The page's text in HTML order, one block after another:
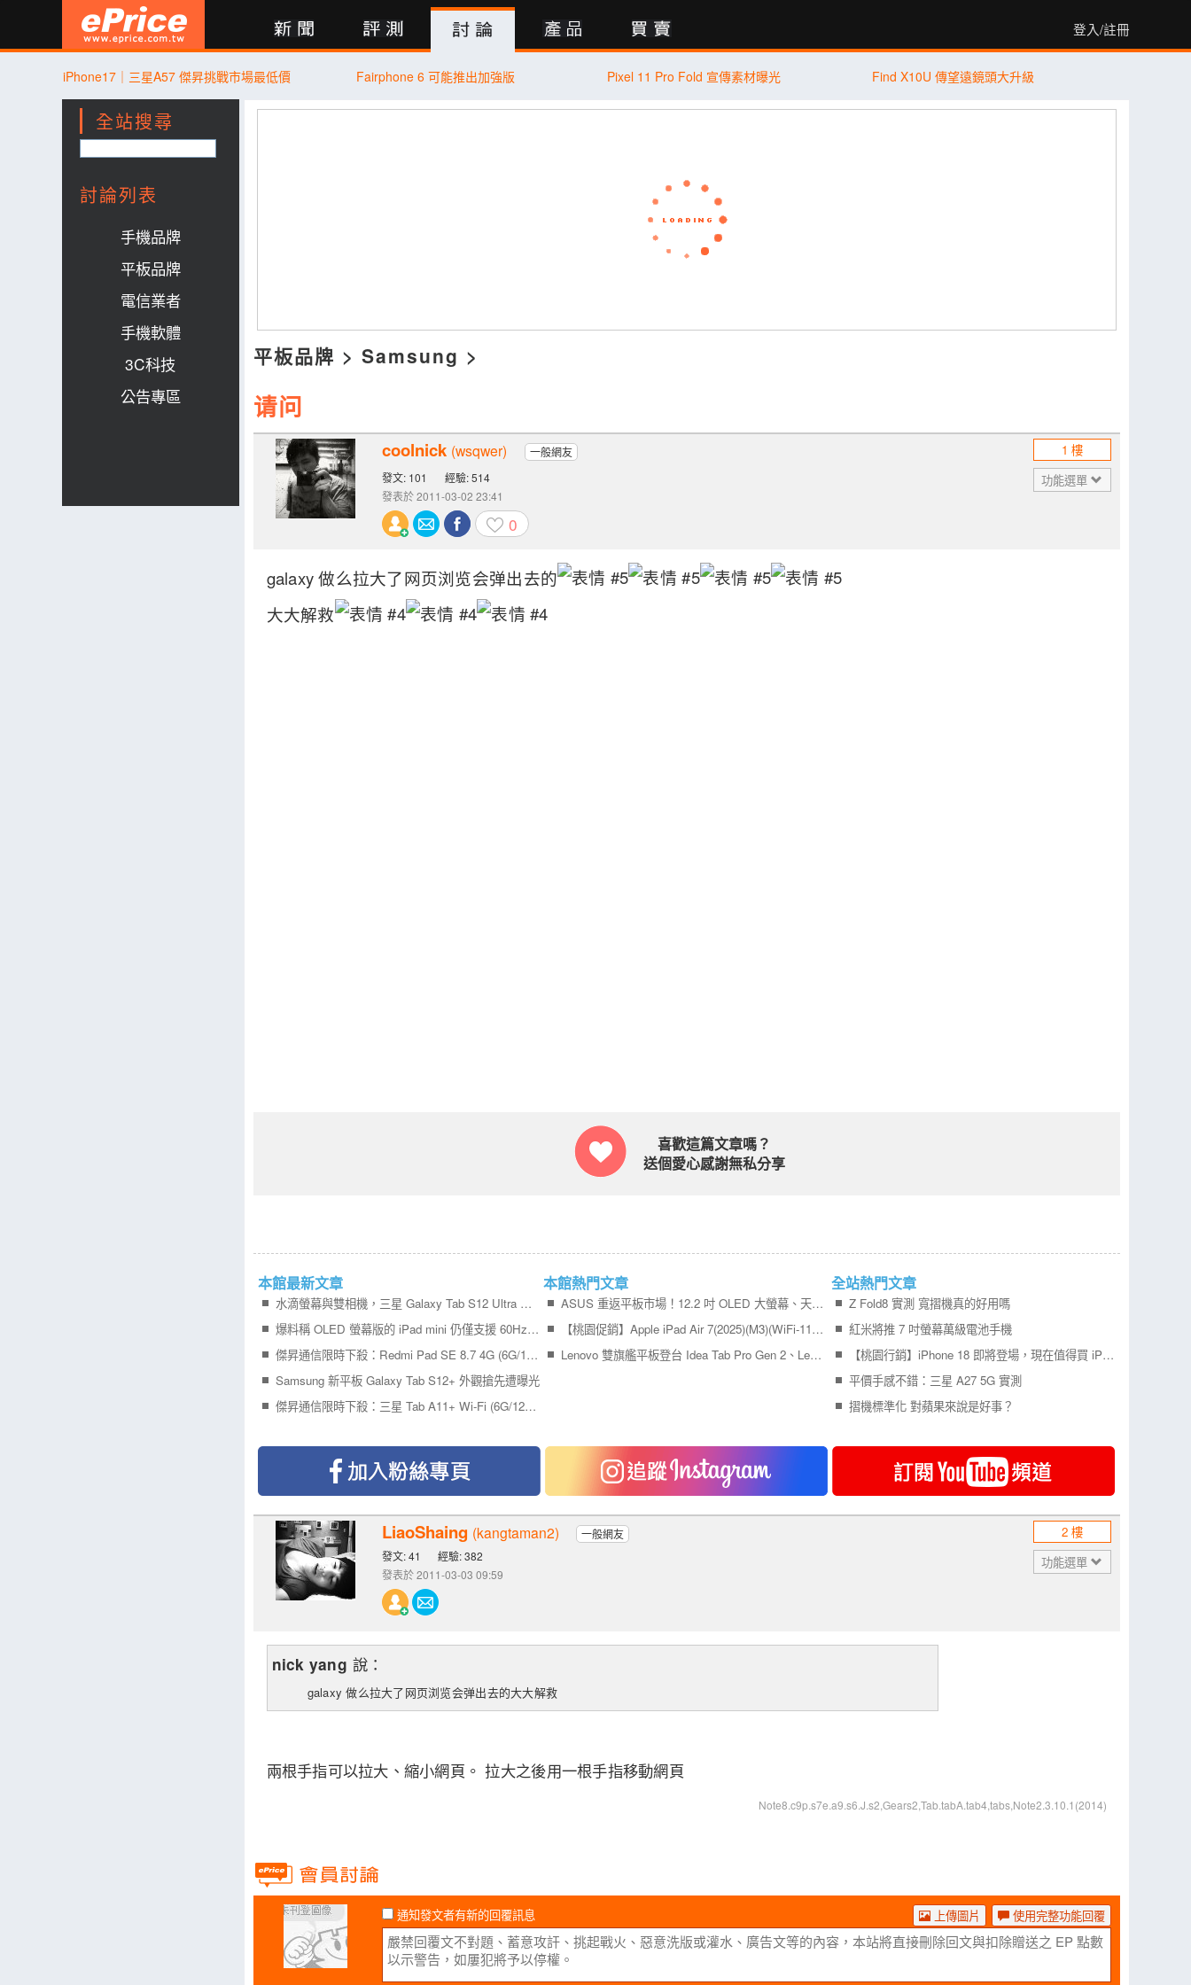
登入/註冊
評測 討論 產品 買賣 登入 行動版
iPhone17｜三星A57 傑昇挑戰市場最低價 Fairphone 6 可能推出加強版 Pixel 11 Pro Fold 宣傳素材曝光 Find X10U 傳望遠鏡頭大升級
全站搜尋
討論列表
手機品牌
平板品牌
電信業者
手機軟體
3C科技
公告專區
平板品牌 > Samsung >
请问
coolnick (wsqwer)
一般網友
發文: 101
經驗: 514
發表於 2011-03-02 23:41
0
1 樓
功能選單
galaxy 做么拉大了网页浏览会弹出去的
大大解救
喜歡這篇文章嗎？
送個愛心感謝無私分享
本館最新文章
水滴螢幕與雙相機，三星 Galaxy Tab S12 Ultra 彩現圖現身
爆料稱 OLED 螢幕版的 iPad mini 仍僅支援 60Hz 螢幕更新率
傑昇通信限時下殺：Redmi Pad SE 8.7 4G (6G/128G)只要 $3,590元！(7/13-7/15)
Samsung 新平板 Galaxy Tab S12+ 外觀搶先遭曝光
傑昇通信限時下殺：三星 Tab A11+ Wi-Fi (6G/128G) 只要 5,990 元！(6/29-7/1)
本館熱門文章
ASUS 重返平板市場！12.2 吋 OLED 大螢幕、天璣 8300 加持 ASUS Pad 現場實機體驗
【桃園促銷】Apple iPad Air 7(2025)(M3)(WiFi-11)128G，現貨下殺只要 16,290 元即可帶回家 ！(6/5~6/11)
Lenovo 雙旗艦平板登台 Idea Tab Pro Gen 2、Legion Tab Gen 5 搶攻暑期市場
全站熱門文章
Z Fold8 實測 寬摺機真的好用嗎
紅米將推 7 吋螢幕萬級電池手機
【桃園行銷】iPhone 18 即將登場，現在值得買 iPhone 17 嗎？四款機型一次比較！
平價手感不錯：三星 A27 5G 實測
摺機標準化 對蘋果來說是好事？
LiaoShaing (kangtaman2)
一般網友
發文: 41
經驗: 382
發表於 2011-03-03 09:59
2 樓
功能選單
nick yang 說：
galaxy 做么拉大了网页浏览会弹出去的大大解救
兩根手指可以拉大、縮小網頁。 拉大之後用一根手指移動網頁
Note8.c9p.s7e.a9.s6.J.s2,Gears2,Tab.tabA.tab4,tabs,Note2.3.10.1(2014)
通知發文者有新的回覆訊息 使用完整功能回覆
上傳圖片